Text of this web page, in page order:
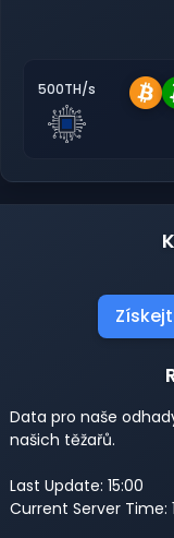
500TH/s
Data pro naše
našich těžařů.
Last Update: 15:00
Current Server Time: